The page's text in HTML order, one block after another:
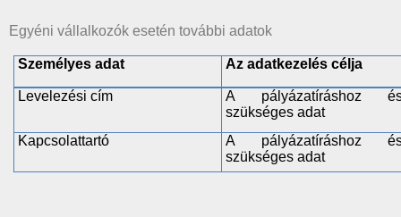
Egyéni vállalkozók esetén további adatok
Személyes adat Az adatkezelés célja
Levelezési cím
A pályázatíráshoz és
szükséges adat
Kapcsolattartó
A pályázatíráshoz és
szükséges adat